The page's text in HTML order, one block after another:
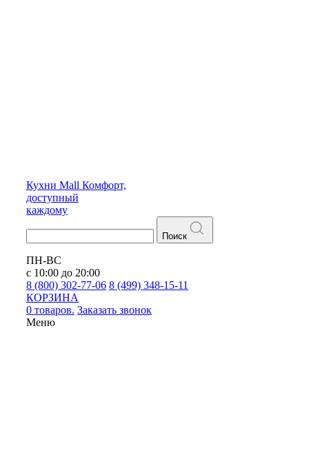
Кухни Mall Комфорт,
доступный
каждому
Поиск
ПН-ВС
с 10:00 до 20:00
8 (800) 302-77-06 8 (499) 348-15-11
КОРЗИНА
0 товаров. Заказать звонок
Меню